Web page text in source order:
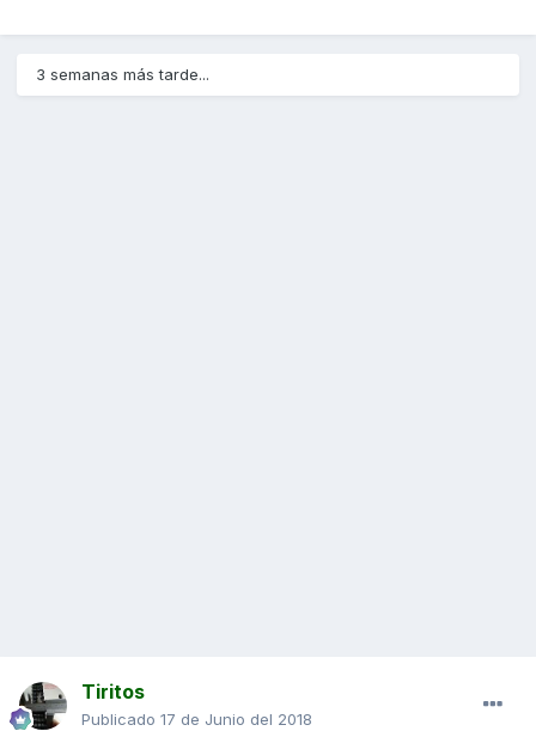
3 semanas más tarde...
Tiritos
Publicado 17 de Junio del 2018